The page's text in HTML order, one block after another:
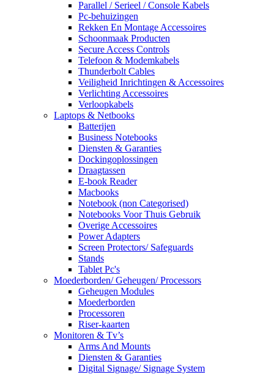
Parallel / Serieel / Console Kabels
Pc-behuizingen
Rekken En Montage Accessoires
Schoonmaak Producten
Secure Access Controls
Telefoon & Modemkabels
Thunderbolt Cables
Veiligheid Inrichtingen & Accessoires
Verlichting Accessoires
Verloopkabels
Laptops & Netbooks
Batterijen
Business Notebooks
Diensten & Garanties
Dockingoplossingen
Draagtassen
E-book Reader
Macbooks
Notebook (non Categorised)
Notebooks Voor Thuis Gebruik
Overige Accessoires
Power Adapters
Screen Protectors/ Safeguards
Stands
Tablet Pc's
Moederborden/ Geheugen/ Processors
Geheugen Modules
Moederborden
Processoren
Riser-kaarten
Monitoren & Tv’s
Arms And Mounts
Diensten & Garanties
Digital Signage/ Signage System